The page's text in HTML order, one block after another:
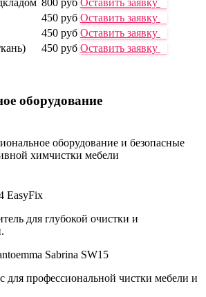
800 руб Оставить заявку
450 руб Оставить заявку
450 руб Оставить заявку
450 руб Оставить заявку
оборудование
оборудование и безопасные
химчистки мебели
EasyFix
для глубокой очистки и
Sabrina SW15
профессиональной чистки мебели и